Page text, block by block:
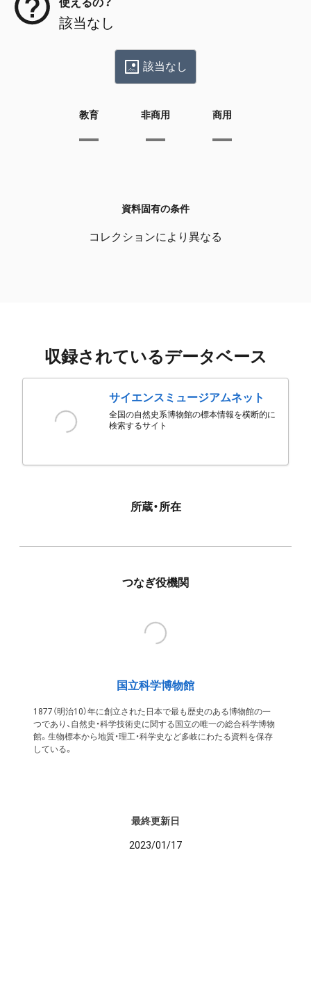
該当なし
該当なし
教育 非商用 商用
資料固有の条件
コレクションにより異なる
収録されているデータベース
サイエンスミュージアムネット
全国の自然史系博物館の標本情報を横断的に
検索するサイト
所蔵・所在
つなぎ役機関
国立科学博物館
1877（明治10）年に創立された日本で最も歴史のある博物館の一
つであり、自然史・科学技術史に関する国立の唯一の総合科学博物
館。生物標本から地質・理工・科学史など多岐にわたる資料を保存
している。
最終更新日
2023/01/17